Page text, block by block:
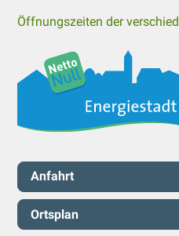
Öffnungszeiten der
Servicenavigation
Anfahrt
Ortsplan